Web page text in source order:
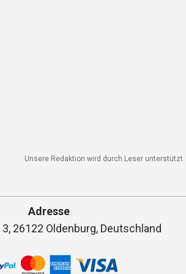
Unsere Redaktion wird durch Leser
Adresse
26122 Oldenburg, Deutschland